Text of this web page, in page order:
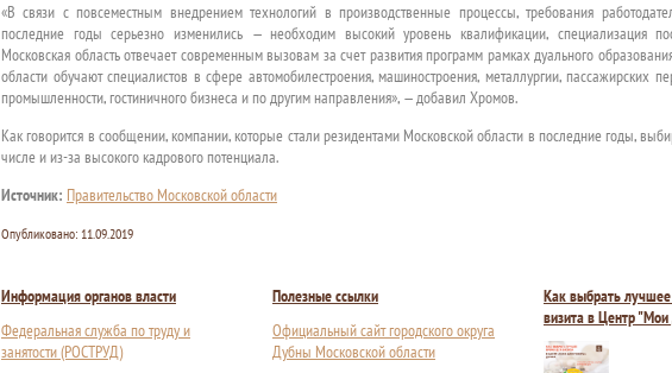
«В связи с повсеместным внедрением технологий в производственные процессы, требования
последние годы серьезно изменились — необходим высокий уровень квалификации, специализация
Московская область отвечает современным вызовам за счет развития программ рамках дуального
области обучают специалистов в сфере автомобилестроения, машиностроения, металлургии, пассажирских
промышленности, гостиничного бизнеса и по другим направления», — добавил Хромов.
Как говорится в сообщении, компании, которые стали резидентами Московской области в последние годы,
числе и из-за высокого кадрового потенциала.
Источник: Правительство Московской области
Опубликовано: 11.09.2019
Информация органов власти
Федеральная служба по труду и
занятости (РОСТРУД)
Полезные ссылки
Официальный сайт городского округа
Дубны Московской области
Как выбрать
визита в Центр